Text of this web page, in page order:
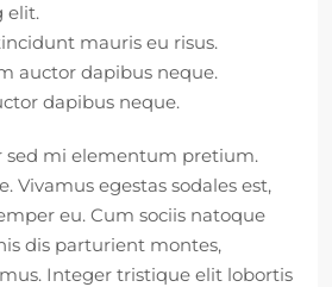
elit.
mauris eu risus.
auctor dapibus neque.
dapibus neque.
sed mi elementum pretium.
Vivamus egestas sodales est,
eu. Cum sociis natoque
dis parturient montes,
Integer tristique elit lobortis